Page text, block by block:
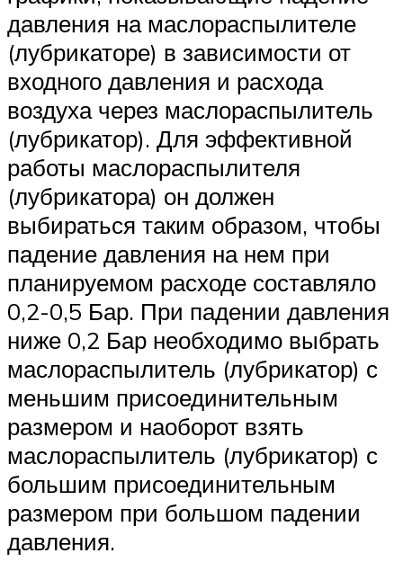
давления на маслораспылителе
(лубрикаторе) в зависимости от
входного давления и расхода
воздуха через маслораспылитель
(лубрикатор). Для эффективной
работы маслораспылителя
(лубрикатора) он должен
выбираться таким образом, чтобы
падение давления на нем при
планируемом расходе составляло
0,2-0,5 Бар. При падении давления
ниже 0,2 Бар необходимо выбрать
маслораспылитель (лубрикатор) с
меньшим присоединительным
размером и наоборот взять
маслораспылитель (лубрикатор) с
большим присоединительным
размером при большом падении
давления.